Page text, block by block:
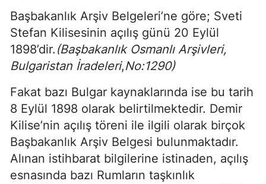
Başbakanlık Arşiv Belgeleri’ne göre; Sveti
Stefan Kilisesinin açılış günü 20 Eylül
1898’dir. (Başbakanlık Osmanlı Arşivleri,
Bulgaristan İradeleri,No:1290)
Fakat bazı Bulgar kaynaklarında ise bu tarih
8 Eylül 1898 olarak belirtilmektedir. Demir
Kilise’nin açılış töreni ile ilgili olarak birçok
Başbakanlık Arşiv Belgesi bulunmaktadır.
Alınan istihbarat bilgilerine istinaden, açılış
esnasında bazı Rumların taşkınlık